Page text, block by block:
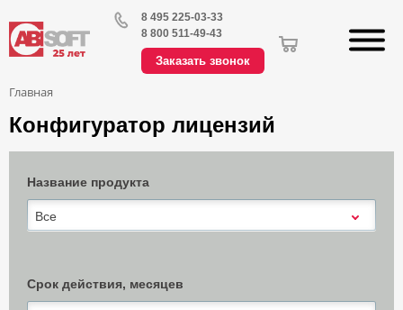
8 495 225-03-33
8 800 511-49-43
Заказать звонок
Главная
Конфигуратор лицензий
Название продукта
Все
Срок действия, месяцев